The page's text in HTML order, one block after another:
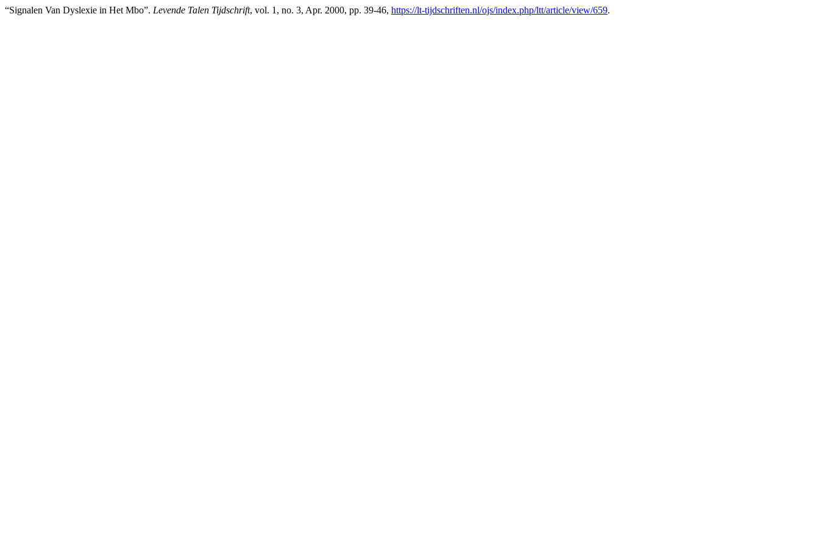
“Signalen Van Dyslexie in Het Mbo”. Levende Talen Tijdschrift, vol. 1, no. 3, Apr. 2000, pp. 39-46, https://lt-tijdschriften.nl/ojs/index.php/ltt/article/view/659.